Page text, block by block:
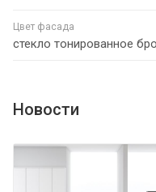
Цвет фасада
стекло тонированное
Новости